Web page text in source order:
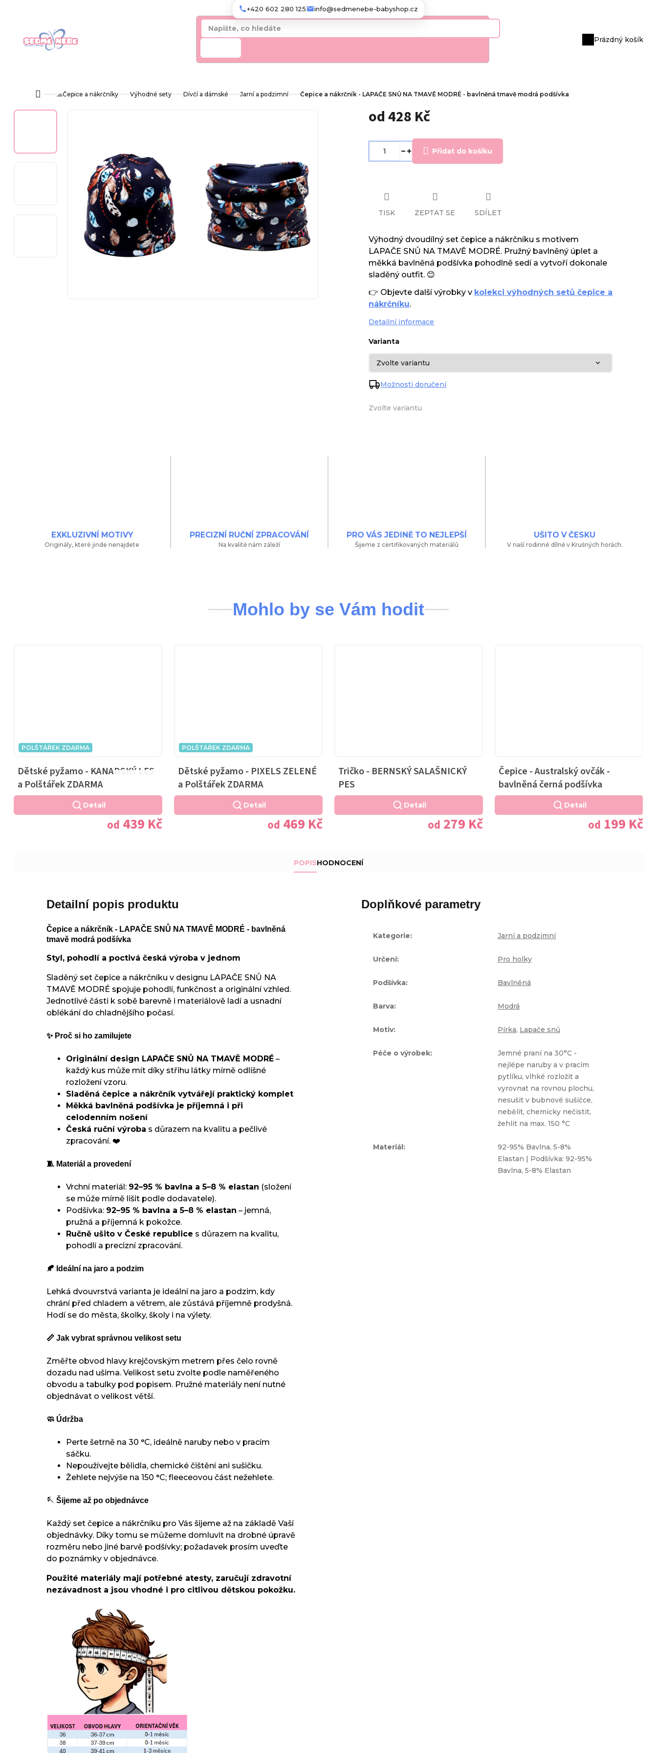
Nákupní
Prázdný košík
Domů🧢Čepice a nákrčníky Výhodné sety Dívčí a dámské Jarní a podzimní Čepice a nákrčník - LAPAČE SNŮ NA TMAVĚ MODRÉ - bavlněná tmavě modrá podšívka
od428 Kč
cena:
Zvolte variantu
Varianta
Možnosti doručení
Přidat do košíku
Výhodný dvoudílný set čepice a nákrčníku s motivem
LAPAČE SNŮ NA TMAVĚ MODRÉ. Pružný bavlněný úplet a
měkká bavlněná podšívka pohodlně sedí a vytvoří dokonale
sladěný outfit. 😊
👉 Objevte další výrobky v kolekci výhodných setů čepice a
nákrčníku.
Detailní informace
TISK ZEPTAT SE SDÍLET
EXKLUZIVNÍ MOTIVY
Originály, které jinde nenajdete
PRECIZNÍ RUČNÍ ZPRACOVÁNÍ
Na kvalitě nám záleží
PRO VÁS JEDINĚ TO NEJLEPŠÍ
Šijeme z certifikovaných materiálů
UŠITO V ČESKU
V naší rodinné dílně v Krušných horách.
Mohlo by se Vám hodit
POLŠTÁŘEK ZDARMA
Dětské pyžamo - KANADSKÝ LES
a Polštářek ZDARMA
je
5,0
od 439 Kč
Detail
POLŠTÁŘEK ZDARMA
Dětské pyžamo - PIXELS ZELENÉ
a Polštářek ZDARMA
od 469 Kč
Detail
Tričko - BERNSKÝ SALAŠNICKÝ
PES
od 279 Kč
Detail
Čepice - Australský ovčák -
bavlněná černá podšívka
od 199 Kč
Detail
POPISHODNOCENÍ
Detailní popis produktu
Čepice a nákrčník - LAPAČE SNŮ NA TMAVĚ MODRÉ - bavlněná
tmavě modrá podšívka
Styl, pohodlí a poctivá česká výroba v jednom
Sladěný set čepice a nákrčníku v designu LAPAČE SNŮ NA
TMAVĚ MODRÉ spojuje pohodlí, funkčnost a originální vzhled.
Jednotlivé části k sobě barevně i materiálově ladí a usnadní
oblékání do chladnějšího počasí.
✨ Proč si ho zamilujete
Originální design LAPAČE SNŮ NA TMAVĚ MODRÉ –
každý kus může mít díky střihu látky mírně odlišné
rozložení vzoru.
Sladěná čepice a nákrčník vytvářejí praktický komplet
Měkká bavlněná podšívka je příjemná i při
celodenním nošení
Česká ruční výroba s důrazem na kvalitu a pečlivé
zpracování. ❤️
🧵 Materiál a provedení
Vrchní materiál: 92–95 % bavlna a 5–8 % elastan (složení
se může mírně lišit podle dodavatele).
Podšívka: 92–95 % bavlna a 5–8 % elastan – jemná,
pružná a příjemná k pokožce.
Ručně ušito v České republice s důrazem na kvalitu,
pohodlí a precizní zpracování.
🍂 Ideální na jaro a podzim
Lehká dvouvrstvá varianta je ideální na jaro a podzim, kdy
chrání před chladem a větrem, ale zůstává příjemně prodyšná.
Hodí se do města, školky, školy i na výlety.
📏 Jak vybrat správnou velikost setu
Změřte obvod hlavy krejčovským metrem přes čelo rovně
dozadu nad ušima. Velikost setu zvolte podle naměřeného
obvodu a tabulky pod popisem. Pružné materiály není nutné
objednávat o velikost větší.
🧼 Údržba
Perte šetrně na 30 °C, ideálně naruby nebo v pracím
sáčku.
Nepoužívejte bělidla, chemické čištění ani sušičku.
Žehlete nejvýše na 150 °C; fleeceovou část nežehlete.
🪡 Šijeme až po objednávce
Každý set čepice a nákrčníku pro Vás šijeme až na základě Vaší
objednávky. Díky tomu se můžeme domluvit na drobné úpravě
rozměru nebo jiné barvě podšívky; požadavek prosím uveďte
do poznámky v objednávce.
Použité materiály mají potřebné atesty, zaručují zdravotní
nezávadnost a jsou vhodné i pro citlivou dětskou pokožku.
Doplňkové parametry
Kategorie: Jarní a podzimní
Určení: Pro holky
Podšívka: Bavlněná
Barva: Modrá
Motiv: Pírka, Lapače snů
Péče o výrobek:
Jemné praní na 30°C -
nejlépe naruby a v pracím
pytlíku, vlhké rozložit a
vyrovnat na rovnou plochu,
nesušit v bubnové sušičce,
nebělit, chemicky nečistit,
žehlit na max. 150 °C
Materiál:
92-95% Bavlna, 5-8%
Elastan | Podšívka: 92-95%
Bavlna, 5-8% Elastan
+420 602 280 125 info@sedmenebe-babyshop.cz